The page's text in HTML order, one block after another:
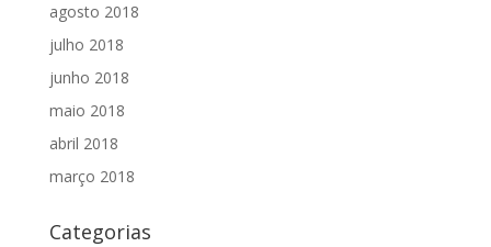
agosto 2018
julho 2018
junho 2018
maio 2018
abril 2018
março 2018
Categorias